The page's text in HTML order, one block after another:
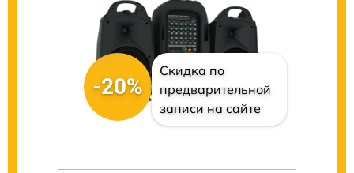
-20%
Скидка по
предварительной
записи на сайте